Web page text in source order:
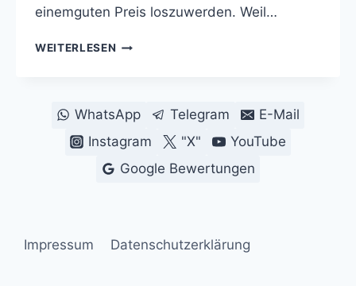
einemguten Preis loszuwerden. Weil…
WEITERLESEN KAMERA
BIS
WhatsApp Telegram
E-Mail
Instagram
"X"
YouTube
Google Bewertungen
Impressum Datenschutzerklärung